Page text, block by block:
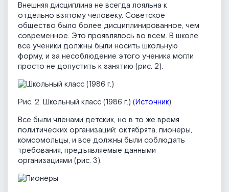
Внешняя дисциплина не всегда лояльна к
отдельно взятому человеку. Советское
общество было более дисциплинированное, чем
современное. Это проявлялось во всем. В школе
все ученики должны были носить школьную
форму, и за несоблюдение этого ученика могли
просто не допустить к занятию (рис. 2).
Рис. 2. Школьный класс (1986 г.) (Источник)
Все были членами детских, но в то же время
политических организаций: октябрята, пионеры,
комсомольцы, и все должны были соблюдать
требования, предъявляемые данными
организациями (рис. 3).